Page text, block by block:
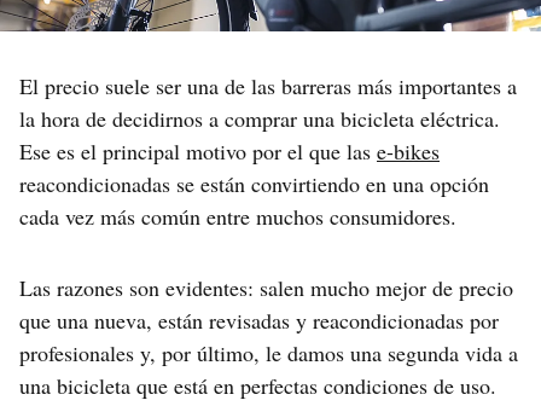
El precio suele ser una de las barreras más importantes a
la hora de decidirnos a comprar una bicicleta eléctrica.
Ese es el principal motivo por el que las e-bikes
reacondicionadas se están convirtiendo en una opción
cada vez más común entre muchos consumidores.
Las razones son evidentes: salen mucho mejor de precio
que una nueva, están revisadas y reacondicionadas por
profesionales y, por último, le damos una segunda vida a
una bicicleta que está en perfectas condiciones de uso.